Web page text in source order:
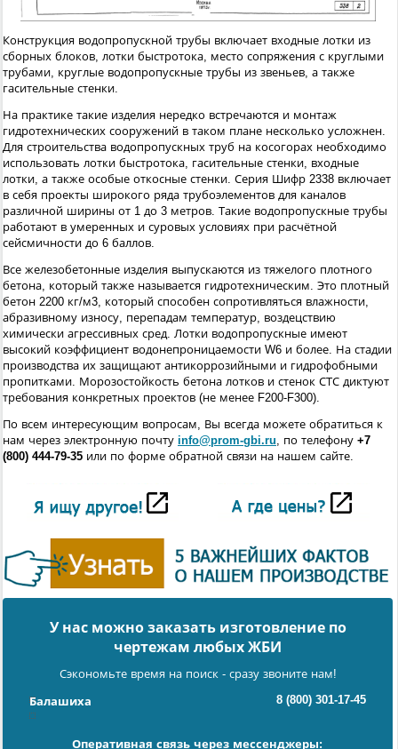
Конструкция водопропускной трубы включает входные лотки из
сборных блоков, лотки быстротока, место сопряжения с круглыми
трубами, круглые водопропускные трубы из звеньев, а также
гасительные стенки.
На практике такие изделия нередко встречаются и монтаж
гидротехнических сооружений в таком плане несколько усложнен.
Для строительства водопропускных труб на косогорах необходимо
использовать лотки быстротока, гасительные стенки, входные
лотки, а также особые откосные стенки. Серия Шифр 2338 включает
в себя проекты широкого ряда трубоэлементов для каналов
различной ширины от 1 до 3 метров. Такие водопропускные трубы
работают в умеренных и суровых условиях при расчётной
сейсмичности до 6 баллов.
Все железобетонные изделия выпускаются из тяжелого плотного
бетона, который также называется гидротехническим. Это плотный
бетон 2200 кг/м3, который способен сопротивляться влажности,
абразивному износу, перепадам температур, воздецствию
химически агрессивных сред. Лотки водопропускные имеют
высокий коэффициент водонепроницаемости W6 и более. На стадии
производства их защищают антикоррозийными и гидрофобными
пропитками. Морозостойкость бетона лотков и стенок СТС диктуют
требования конкретных проектов (не менее F200-F300).
По всем интересующим вопросам, Вы всегда можете обратиться к
нам через электронную почту info@prom-gbi.ru , по телефону +7
(800) 444-79-35 или по форме обратной связи на нашем сайте.
У нас можно заказать изготовление по
чертежам любых ЖБИ
Сэкономьте время на поиск - сразу звоните нам!
Балашиха 8 (800) 301-17-45
Оперативная связь через мессенджеры: